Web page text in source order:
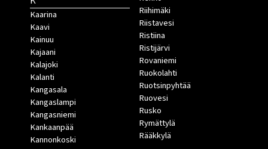
Kaarina
Kaavi
Kainuu
Kajaani
Kalajoki
Kalanti
Kangasala
Kangaslampi
Kangasniemi
Kankaanpää
Kannonkoski
Riihimäki
Riistavesi
Ristiina
Ristijärvi
Rovaniemi
Ruokolahti
Ruotsinpyhtää
Ruovesi
Rusko
Rymättylä
Rääkkylä